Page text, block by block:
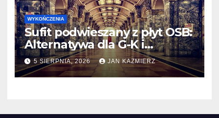
WYKOŃCZENIA
Sufit podwieszany z płyt OSB:
Alternatywa dla G-K i
wykończenie industrialne.
5 SIERPNIA, 2026 JAN KAZMIERZ